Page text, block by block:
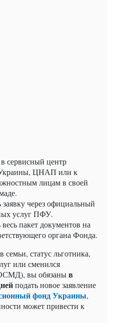
сервисный центр
ЦНАП или к
лицам в своей
через официальный
услуг ПФУ.
пакет документов на
органа Фонда.
семьи, статус льготника,
или сменился
вы обязаныв
подать новое заявление
фонд Украины,
может привести к